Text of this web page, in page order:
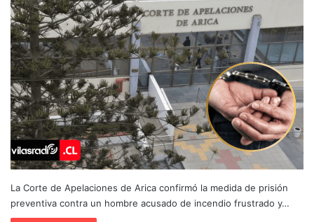
La Corte de Apelaciones de Arica confirmó la medida de prisión
preventiva contra un hombre acusado de incendio frustrado y…